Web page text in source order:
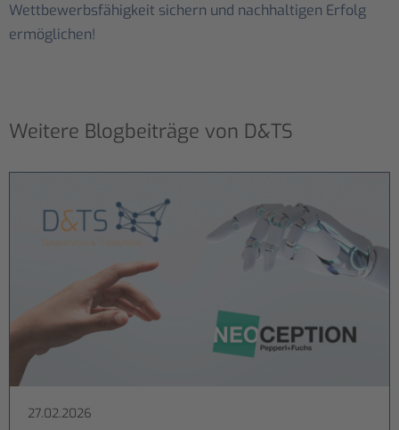
Wettbewerbsfähigkeit sichern und nachhaltigen Erfolg
ermöglichen!
Weitere Blogbeiträge von D&TS
27.02.2026